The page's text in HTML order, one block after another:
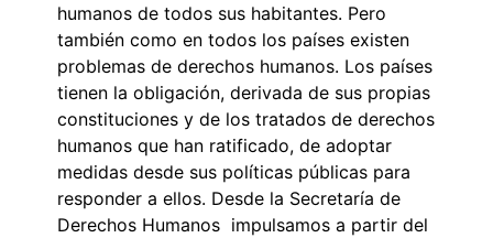
humanos de todos sus habitantes. Pero
también como en todos los países existen
problemas de derechos humanos. Los países
tienen la obligación, derivada de sus propias
constituciones y de los tratados de derechos
humanos que han ratificado, de adoptar
medidas desde sus políticas públicas para
responder a ellos. Desde la Secretaría de
Derechos Humanos impulsamos a partir del